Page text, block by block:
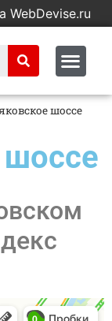
WebDevise.ru
шоссе
шоссе